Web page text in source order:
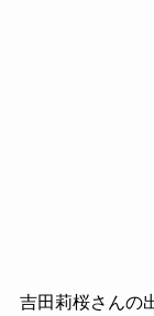
吉田莉桜さんの